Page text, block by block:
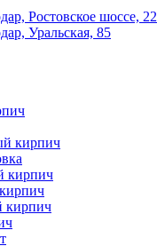
Ростовское шоссе, 22
Уральская, 85
кирпич
кирпич
кирпич